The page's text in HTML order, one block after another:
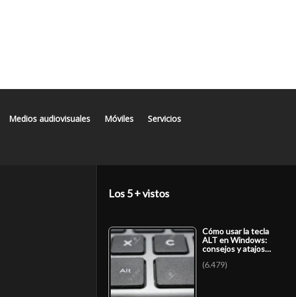
Medios audiovisuales Móviles Servicios
Los 5 + vistos
Cómo usar la tecla
ALT en Windows:
consejos y atajos…
(6.479)